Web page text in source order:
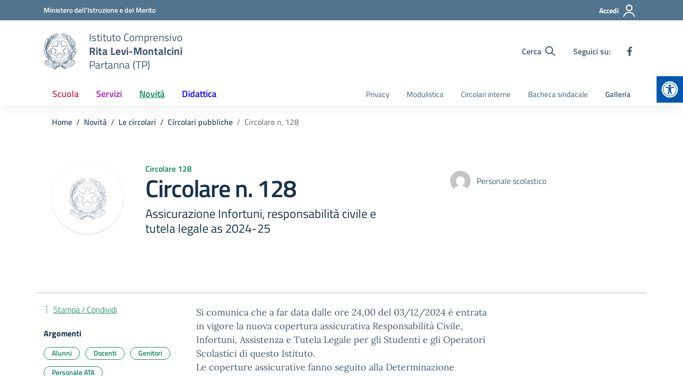
Vai ai contenuti
Vai al menu di navigazioneMinistero dell'Istruzione e del Merito Accedi
Istituto Comprensivo
Rita Levi-Montalcini
Partanna (TP)
Cerca Seguici su:
Scuola Servizi Novità Didattica Privacy Modulistica Circolari interne Bacheca sindacale Galleria
Home Novità Le circolari Circolari pubbliche Circolare n. 128
Circolare 128
Circolare n. 128
Assicurazione Infortuni, responsabilità civile e
tutela legale as 2024-25
Personale scolastico
Si comunica che a far data dalle ore 24,00 del 03/12/2024 è entrata
in vigore la nuova copertura assicurativa Responsabilità Civile,
Infortuni, Assistenza e Tutela Legale per gli Studenti e gli Operatori
Scolastici di questo Istituto.
Le coperture assicurative fanno seguito alla Determinazione
Stampa / Condividi
Argomenti
Alunni Docenti
Genitori
Personale ATA